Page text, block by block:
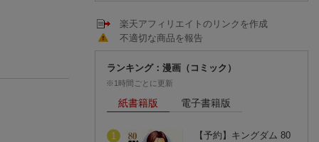
楽天アフィリエイトのリンクを作成
不適切な商品を報告
ランキング：漫画（コミック）
※1時間ごとに更新
紙書籍版 電子書籍版
1
【予約】キングダム 80